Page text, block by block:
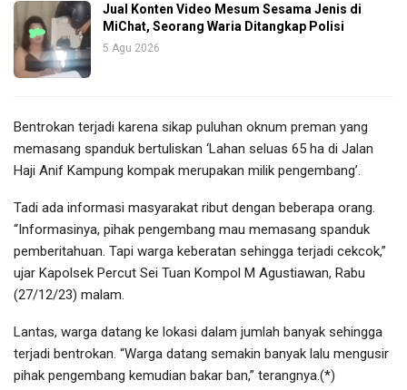
Jual Konten Video Mesum Sesama Jenis di
MiChat, Seorang Waria Ditangkap Polisi
5 Agu 2026
Bentrokan terjadi karena sikap puluhan oknum preman yang
memasang spanduk bertuliskan ‘Lahan seluas 65 ha di Jalan
Haji Anif Kampung kompak merupakan milik pengembang’.
Tadi ada informasi masyarakat ribut dengan beberapa orang.
“Informasinya, pihak pengembang mau memasang spanduk
pemberitahuan. Tapi warga keberatan sehingga terjadi cekcok,”
ujar Kapolsek Percut Sei Tuan Kompol M Agustiawan, Rabu
(27/12/23) malam.
Lantas, warga datang ke lokasi dalam jumlah banyak sehingga
terjadi bentrokan. “Warga datang semakin banyak lalu mengusir
pihak pengembang kemudian bakar ban,” terangnya.(*)